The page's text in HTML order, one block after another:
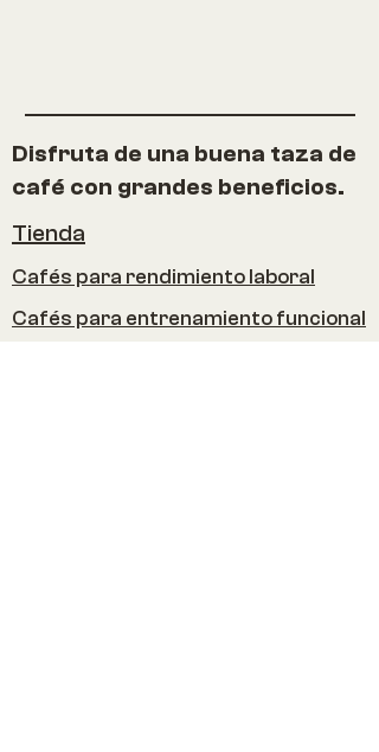
Disfruta de una buena taza de
café con grandes beneficios.
Tienda
Cafés para rendimiento laboral
Cafés para entrenamiento funcional